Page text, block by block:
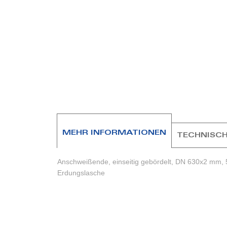
MEHR INFORMATIONEN
Anschweißende, einseitig gebördelt, DN 630x2
Erdungslasche